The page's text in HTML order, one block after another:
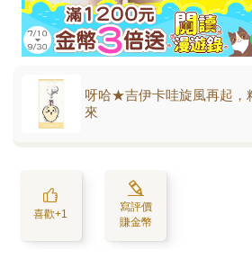
呀哈★吉伊卡哇旋風再起，
來
喜歡+1
寫評價
賺金幣